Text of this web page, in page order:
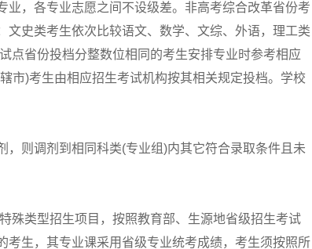
，各专业志愿之间不设级差。非高考综合改革省份考
史类考生依次比较语文、数学、文综、外语，理工类
点省份投档分整数位相同的考生安排专业时参考相应
市)考生由相应招生考试机构按其相关规定投档。学校
则调剂到相同科类(专业组)内其它符合录取条件且未
类型招生项目，按照教育部、生源地省级招生考试
生，其专业课采用省级专业统考成绩，考生须按照所